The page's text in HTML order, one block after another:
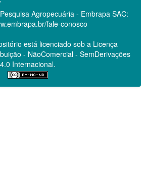
Agropecuária - Embrapa SAC:
fale-conosco
está licenciado sob a Licença
- NãoComercial - SemDerivações
4.0 Internacional.